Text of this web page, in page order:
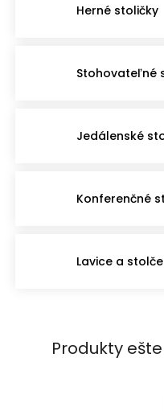
Herné stoličky
Stohovateľné
Jedálenské
Konferenčné
Lavice a
Produkty